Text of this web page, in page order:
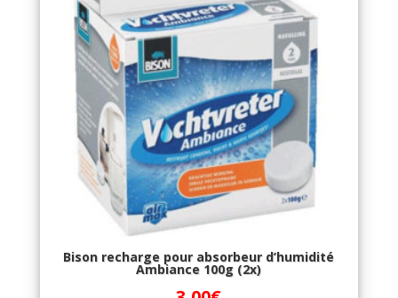
Bison recharge pour absorbeur d’humidité
Ambiance 100g (2x)